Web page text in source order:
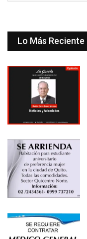
Lo Más Reciente